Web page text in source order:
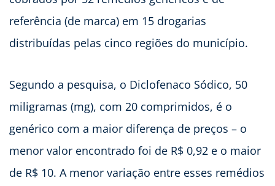
referência (de marca) em 15 drogarias
distribuídas pelas cinco regiões do município.
Segundo a pesquisa, o Diclofenaco Sódico, 50
miligramas (mg), com 20 comprimidos, é o
genérico com a maior diferença de preços – o
menor valor encontrado foi de R$ 0,92 e o maior
de R$ 10. A menor variação entre esses remédios